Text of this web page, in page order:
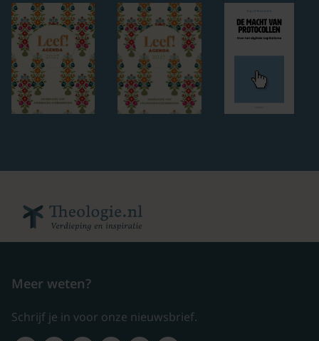
Meer weten?
Schrijf je in voor onze nieuwsbrief.